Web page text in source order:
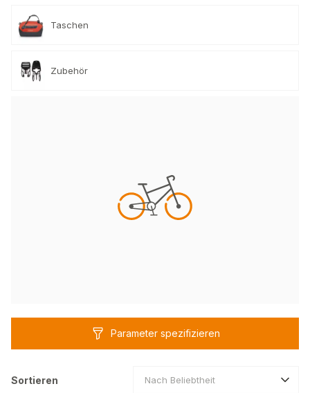
Taschen
Zubehör
Parameter spezifizieren
Sortieren Nach Beliebtheit